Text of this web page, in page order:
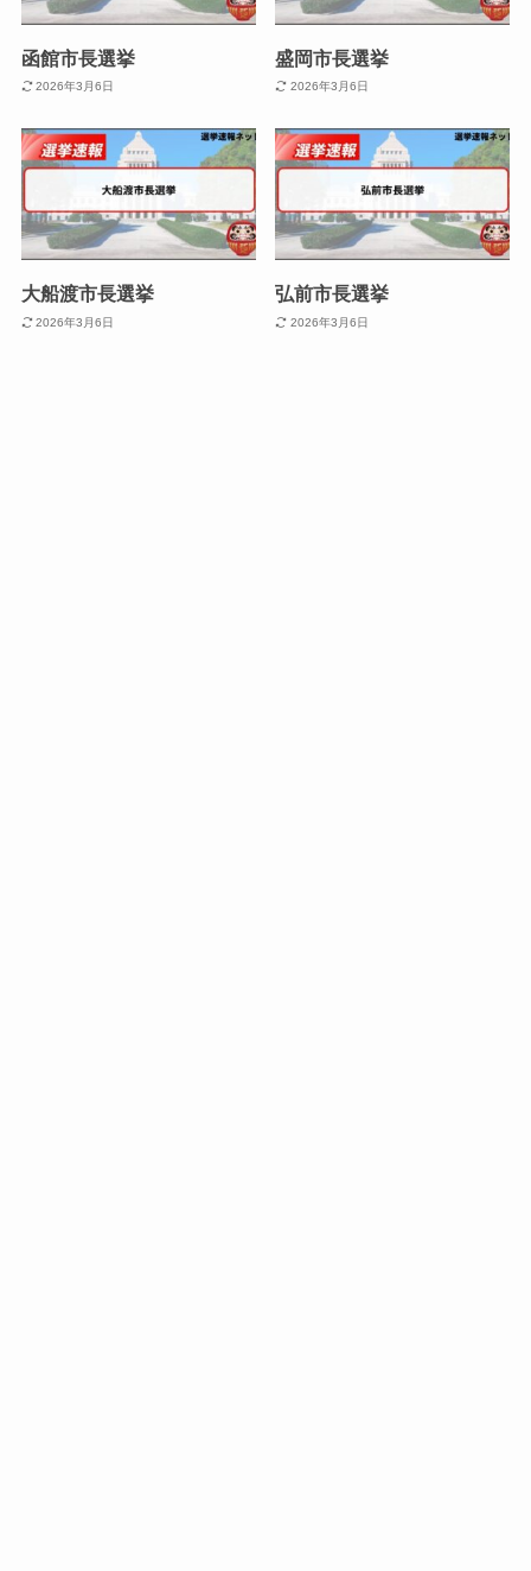
函館市長選挙
2026年3月6日
盛岡市長選挙
2026年3月6日
大船渡市長選挙
2026年3月6日
弘前市長選挙
2026年3月6日